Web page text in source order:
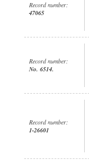
Record number:
47065
Record number:
No. 6514.
Record number:
1-26601